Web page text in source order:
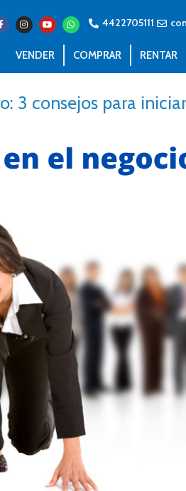
4422705111
VENDER COMPRAR RENTAR
3 consejos para